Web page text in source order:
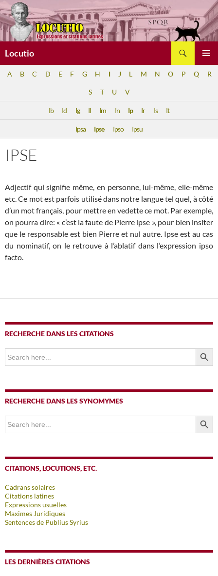
Aller
au
contenu
Locutio
A B C D E F G H I J L M N O P Q R
S T U V
Ib Id Ig Il Im In Ip Ir Is It
Ipsa Ipse Ipso Ipsu
IPSE
Adjectif qui signifie même, en personne, lui-même, elle-même
etc. Ce mot est parfois utilisé dans notre langue tel quel, à côté
d’un mot français, pour mettre en vedette ce mot. Par exemple,
on pourra dire: « c’est la faute de Pierre ipse », pour bien insiter
que le responsable est bien Pierre et nul autre. Ipse est au cas
du nominatif, on le retrouve à l’ablatif dans l’expression ipso
facto.
RECHERCHE DANS LES CITATIONS
Search
for:
SEARCH
RECHERCHE DANS LES SYNOMYMES
Search
for:
SEARCH
CITATIONS, LOCUTIONS, ETC.
Cadrans solaires
Citations latines
Expressions usuelles
Maximes Juridiques
Sentences de Publius Syrius
LES DERNIÈRES CITATIONS